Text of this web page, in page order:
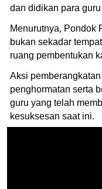
dan didikan para
Menurutnya, Pondok
bukan sekadar
ruang pembentukan
Aksi
penghormatan serta
guru yang telah
kesuksesan saat ini.